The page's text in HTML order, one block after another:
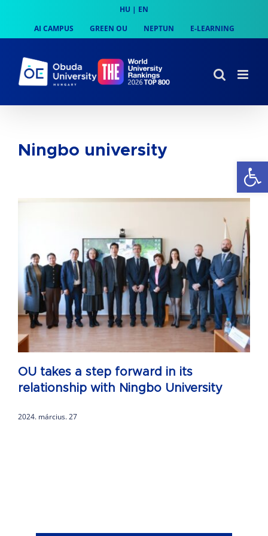
content
HU | EN
AI CAMPUS
GREEN OU NEPTUN E-LEARNING
Ningbo university
OU takes a step forward in its
relationship with Ningbo University
2024. március. 27